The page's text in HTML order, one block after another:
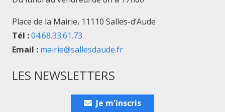
Place de la Mairie, 11110 Salles-d’Aude
Tél :04.68.33.61.73
Email : mairie@sallesdaude.fr
LES NEWSLETTERS
Je m'inscris